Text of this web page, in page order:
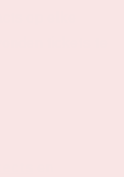
op elke
tickets te